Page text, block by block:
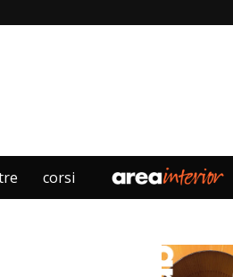
corsi